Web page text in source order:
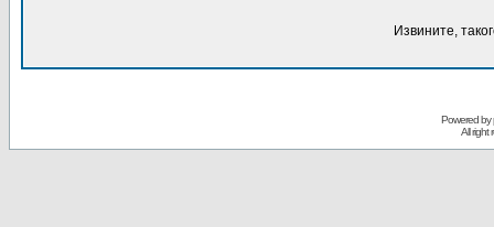
Извините,
Powered
All right